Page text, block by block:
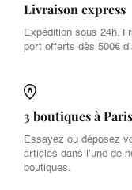
Livraison express
Expédition sous 24h.
port offerts dès 500€
3 boutiques à Paris
Essayez ou déposez
articles dans l’une de
boutiques.